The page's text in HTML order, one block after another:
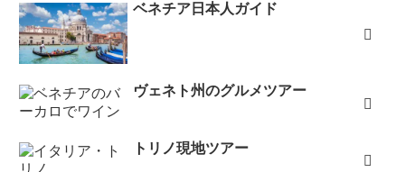
ベネチア日本人ガイド
ヴェネト州のグルメツアー
トリノ現地ツアー